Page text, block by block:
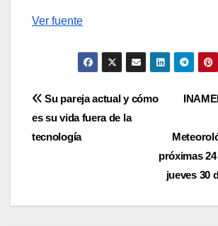
Ver fuente
Navegación
de
próximas
jueves 30
Su pareja actual y cómo
es su vida fuera de la
tecnología